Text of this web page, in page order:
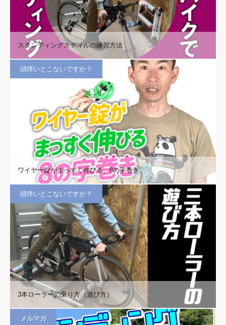
スタンディングスティルの練習方法
頭痒いとこないですか？
ワイヤー錠がまっすぐ伸びる、8の字巻き
頭痒いとこないですか？
3本ローラーの乗り方（遊び方）
メルマガ